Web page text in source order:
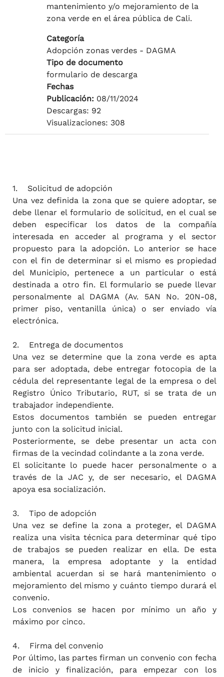
mantenimiento y/o mejoramiento de la
zona verde en el área pública de Cali.
Categoría
Adopción zonas verdes - DAGMA
Tipo de documento
formulario de descarga
Fechas
Publicación: 08/11/2024
Descargas: 92
Visualizaciones: 308
1. Solicitud de adopción
Una vez definida la zona que se quiere adoptar, se
debe llenar el formulario de solicitud, en el cual se
deben especificar los datos de la compañía
interesada en acceder al programa y el sector
propuesto para la adopción. Lo anterior se hace
con el fin de determinar si el mismo es propiedad
del Municipio, pertenece a un particular o está
destinada a otro fin. El formulario se puede llevar
personalmente al DAGMA (Av. 5AN No. 20N-08,
primer piso, ventanilla única) o ser enviado vía
electrónica.
2. Entrega de documentos
Una vez se determine que la zona verde es apta
para ser adoptada, debe entregar fotocopia de la
cédula del representante legal de la empresa o del
Registro Único Tributario, RUT, si se trata de un
trabajador independiente.
Estos documentos también se pueden entregar
junto con la solicitud inicial.
Posteriormente, se debe presentar un acta con
firmas de la vecindad colindante a la zona verde.
El solicitante lo puede hacer personalmente o a
través de la JAC y, de ser necesario, el DAGMA
apoya esa socialización.
3. Tipo de adopción
Una vez se define la zona a proteger, el DAGMA
realiza una visita técnica para determinar qué tipo
de trabajos se pueden realizar en ella. De esta
manera, la empresa adoptante y la entidad
ambiental acuerdan si se hará mantenimiento o
mejoramiento del mismo y cuánto tiempo durará el
convenio.
Los convenios se hacen por mínimo un año y
máximo por cinco.
4. Firma del convenio
Por último, las partes firman un convenio con fecha
de inicio y finalización, para empezar con los